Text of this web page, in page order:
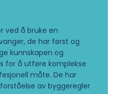
ved å bruke en
de har først og
kunnskapen og
for å utføre komplekse
måte. De har
av byggeregler